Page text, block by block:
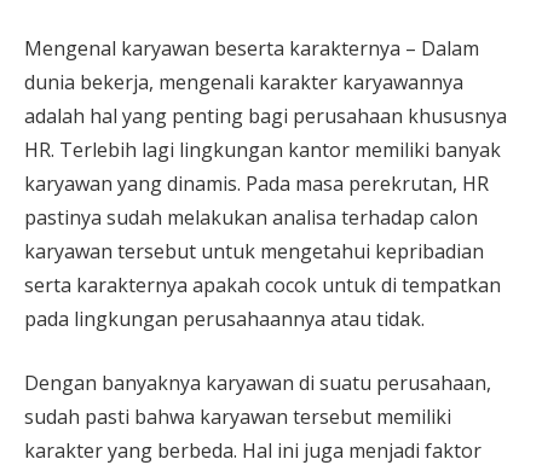
Mengenal karyawan beserta karakternya – Dalam
dunia bekerja, mengenali karakter karyawannya
adalah hal yang penting bagi perusahaan khususnya
HR. Terlebih lagi lingkungan kantor memiliki banyak
karyawan yang dinamis. Pada masa perekrutan, HR
pastinya sudah melakukan analisa terhadap calon
karyawan tersebut untuk mengetahui kepribadian
serta karakternya apakah cocok untuk di tempatkan
pada lingkungan perusahaannya atau tidak.
Dengan banyaknya karyawan di suatu perusahaan,
sudah pasti bahwa karyawan tersebut memiliki
karakter yang berbeda. Hal ini juga menjadi faktor